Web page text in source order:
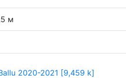
м
2020-2021 [9,459 k]